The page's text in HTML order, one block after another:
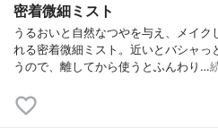
密着微細ミスト
うるおいと自然なつやを与え、メイク
れる密着微細ミスト。近いとバシャっ
うので、離してから使うとふんわり…